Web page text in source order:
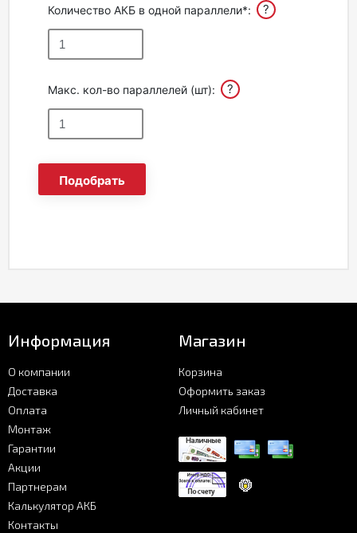
Количество АКБ в одной параллели*: ?
Макс. кол-во параллелей (шт): ?
Подобрать
Информация
О компании
Доставка
Оплата
Монтаж
Гарантии
Акции
Партнерам
Калькулятор АКБ
Контакты
Магазин
Корзина
Оформить заказ
Личный кабинет